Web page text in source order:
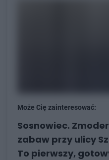
Może Cię zainteresować:
Sosnowiec.
zabaw przy ulicy
To pierwszy,